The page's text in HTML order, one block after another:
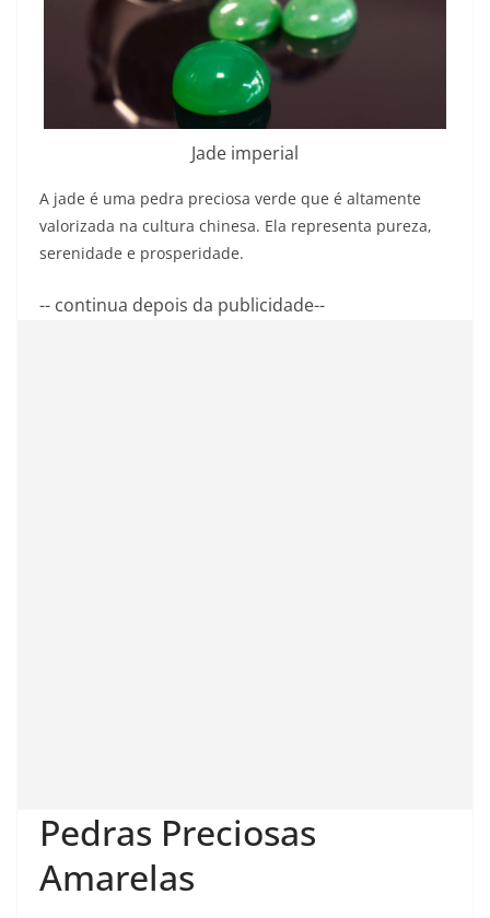
Jade imperial
A jade é uma pedra preciosa verde que é altamente
valorizada na cultura chinesa. Ela representa pureza,
serenidade e prosperidade.
-- continua depois da publicidade--
Pedras Preciosas
Amarelas